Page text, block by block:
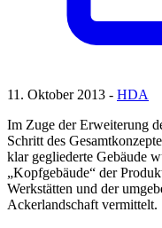
11. Oktober 2013 - HDA
Im Zuge der Erweiterung
Schritt des
klar gegliederte Gebäude
„Kopfgebäude“ der
Werkstätten und der
Ackerlandschaft vermittelt.